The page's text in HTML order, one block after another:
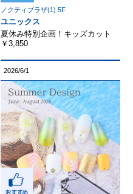
ノクティプラザ(1) 5F
ユニックス
夏休み特別企画！キッズカット
￥3,850
2026/6/1